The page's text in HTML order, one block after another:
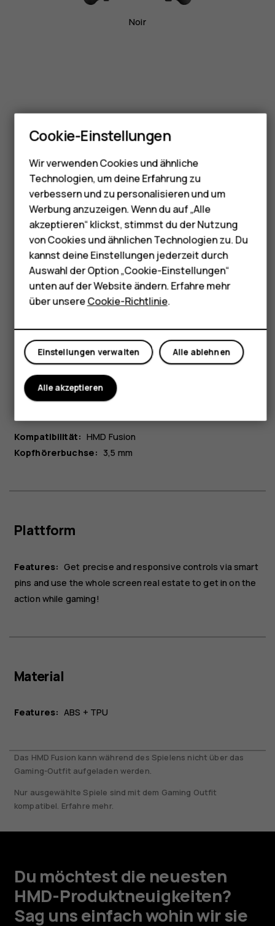
Feature Phones
Telefone für Senioren
Zubehör
HMD Terra M
Für Unternehmen
Tablets
Shop
Mein Konto
Noir
Größe & Gewicht
Höhe:
245
mm
Breite:
97,5 mm
Konnektivität
Kompatibilität: HMD Fusion
Kopfhörerbuchse: 3,5 mm
Plattform
Features: Get precise and responsive controls via smart
pins and use the whole screen real estate to get in on the
action while gaming!
Material
Features: ABS + TPU
Das HMD Fusion kann während des Spielens nicht über das
Gaming-Outfit aufgeladen werden.
Nur ausgewählte Spiele sind mit dem Gaming Outfit
kompatibel. Erfahre mehr.
Du möchtest die neuesten
HMD-Produktneuigkeiten?
Sag uns einfach wohin wir sie
Cookie-Einstellungen
Wir verwenden Cookies und ähnliche
Technologien, um deine Erfahrung zu
verbessern und zu personalisieren und um
Werbung anzuzeigen. Wenn du auf „Alle
akzeptieren“ klickst, stimmst du der Nutzung
von Cookies und ähnlichen Technologien zu. Du
kannst deine Einstellungen jederzeit durch
Auswahl der Option „Cookie-Einstellungen“
unten auf der Website ändern. Erfahre mehr
über unsereCookie-Richtlinie.
Alle ablehnen
Einstellungen verwalten
Alle akzeptieren